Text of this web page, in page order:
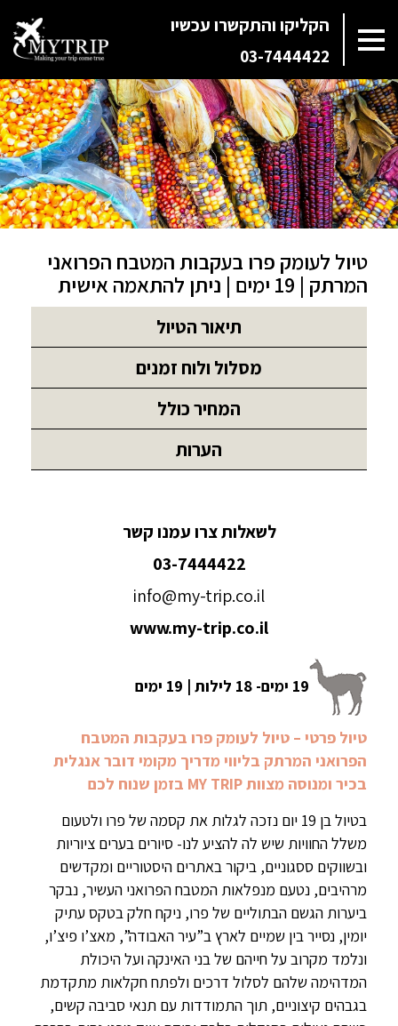
הקליקו והתקשרו עכשיו
03-7444422
טיול לעומק פרו בעקבות המטבח הפרואני
המרתק | 19 ימים | ניתן להתאמה אישית
תיאור הטיול
מסלול ולוח זמנים
המחיר כולל
הערות
לשאלות צרו עמנו קשר
03-7444422
info@my-trip.co.il
www.my-trip.co.il
19 ימים- 18 לילות | 19 ימים
טיול פרטי – טיול לעומק פרו בעקבות המטבח
הפרואני המרתק בליווי מדריך מקומי דובר אנגלית
בכיר ומנוסה מצוות MY TRIP בזמן שנוח לכם
בטיול בן 19 יום נזכה לגלות את קסמה של פרו ולטעום
משלל החוויות שיש לה להציע לנו- סיורים בערים ציוריות
ובשווקים ססגוניים, ביקור באתרים היסטוריים ומקדשים
מרהיבים, נטעם מנפלאות המטבח הפרואני העשיר, נבקר
ביערות הגשם הבתוליים של פרו, ניקח חלק בטקס עתיק
יומין, נסייר בין שמיים לארץ ב”עיר האבודה”, מאצ’ו פיצ’ו,
ונלמד מקרוב על חייהם של בני האינקה ועל היכולת
המדהימה שלהם לסלול דרכים ולפתח חקלאות מתקדמת
בגבהים קיצוניים, תוך התמודדות עם תנאי סביבה קשים,